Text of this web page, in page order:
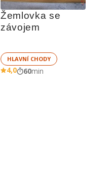
Žemlovka se
závojem
HLAVNÍ CHODY
4,0 60min